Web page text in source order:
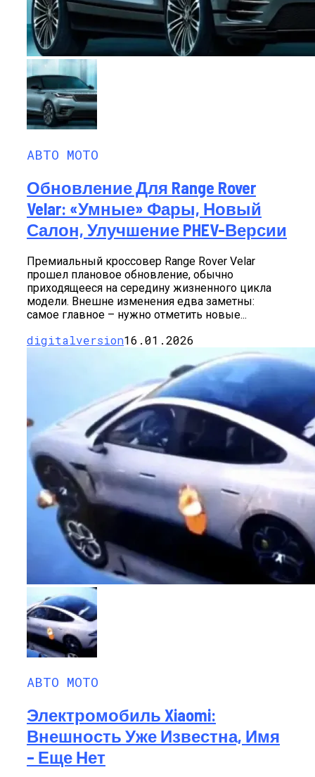
АВТО МОТО
Обновление Для Range Rover
Velar: «умные» Фары, Новый
Салон, Улучшение PHEV-Версии
Премиальный кроссовер Range Rover Velar
прошел плановое обновление, обычно
приходящееся на середину жизненного цикла
модели. Внешне изменения едва заметны:
самое главное – нужно отметить новые...
digitalversion16.01.2026
АВТО МОТО
Электромобиль Xiaomi:
Внешность Уже Известна, Имя
– Еще Нет